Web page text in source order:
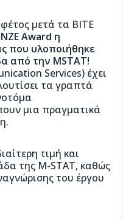
μετά τα ΒΙΤΕ
Αward η
που υλοποιήθηκε
από την MSTAT!
Services) έχει
τα γραπτά
μια πραγματικά
τιμή και
της Μ-STAT, καθώς
του έργου